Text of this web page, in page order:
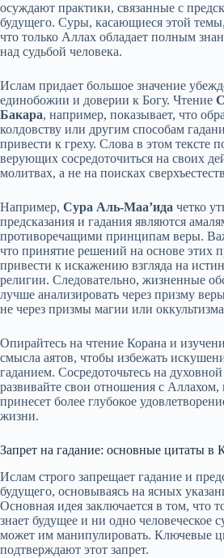
осуждают практики, связанные с
будущего. Суры, касающиеся этой
что только Аллах обладает полным
над судьбой человека.
Ислам придает большое значение
единобожии и доверии к Богу. Чтение
Бакара, например, показывает, что
колдовству или другим способам
привести к греху. Слова в этом тексте
верующих сосредоточиться на своих
молитвах, а не на поисках
Например, Сура Аль-Маа’идa четко
предсказания и гадания являются
противоречащими принципам веры.
что принятие решений на основе этих
привести к искажению взгляда на
религии. Следовательно, жизненные
лучше анализировать через призму
не через призмы магии или
Опирайтесь на чтение Корана и
смысла аятов, чтобы избежать
гаданием. Сосредоточьтесь на
развивайте свои отношения с Аллахом,
принесет более глубокое
жизни.
Запрет на гадание: основные цитаты в
Ислам строго запрещает гадание и
будущего, основываясь на ясных
Основная идея заключается в том, что
знает будущее и ни одно человеческое
может им манипулировать. Ключевые
подтверждают этот запрет.